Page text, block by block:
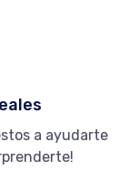
a ayudarte